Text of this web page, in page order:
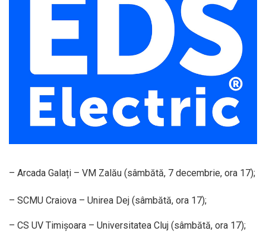
– Arcada Galați – VM Zalău (sâmbătă, 7 decembrie, ora 17);
– SCMU Craiova – Unirea Dej (sâmbătă, ora 17);
– CS UV Timișoara – Universitatea Cluj (sâmbătă, ora 17);